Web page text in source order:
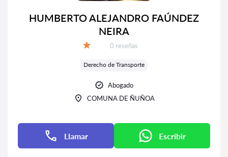
HUMBERTO ALEJANDRO FAÚNDEZ
NEIRA
Número de reseñas:
0 reseñas
Derecho de Transporte
Abogado
COMUNA DE ÑUÑOA
Llamar Escribir